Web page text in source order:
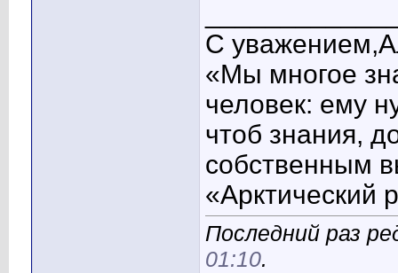
С
«Мы многое
человек: ему
чтоб знания,
собственным
«Арктический
Последний раз
01:10.